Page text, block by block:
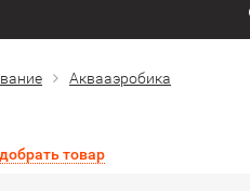
Аквааэробика
товар